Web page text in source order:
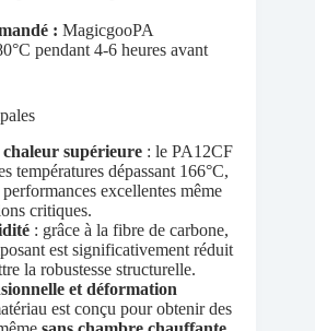
: MagicgooPA
pendant 4-6 heures avant
chaleur supérieure : le PA12CF
températures dépassant 166°C,
performances excellentes même
critiques.
: grâce à la fibre de carbone,
est significativement réduit
la robustesse structurelle.
et déformation
est conçu pour obtenir des